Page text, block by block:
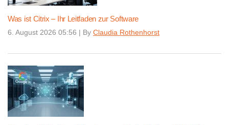
Was ist Citrix – Ihr Leitfaden zur Software
6. August 2026 05:56 | By Claudia Rothenhorst